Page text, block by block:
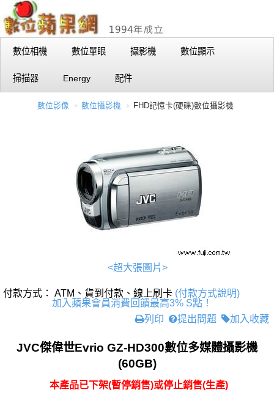
數位相機 數位單眼 攝影機 數位顯示
掃描器 Energy 配件
數位影像 數位攝影機 FHD記憶卡(硬碟)數位攝影機
<超大張圖片>
付款方式： ATM、貨到付款、線上刷卡 (付款方式說明)
加入蘋果會員消費回饋最高3% S點！
列印
提出問題 加入收藏
JVC傑偉世Evrio GZ-HD300數位多媒體攝影機
(60GB)
本產品已下架(暫停銷售)或停止銷售(生產)